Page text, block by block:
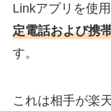
Linkアプリを使用
定電話および携
す。
これは相手が楽